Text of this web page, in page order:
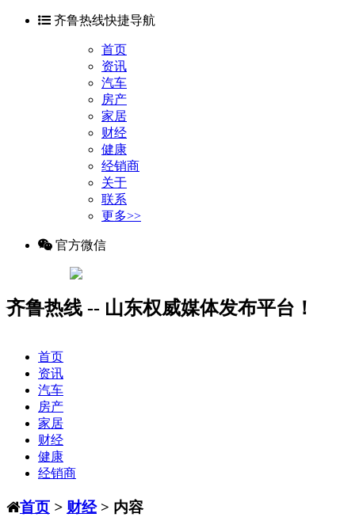
齐鲁热线快捷导航
首页
资讯
汽车
房产
家居
财经
健康
经销商
关于
联系
更多>>
官方微信
齐鲁热线 -- 山东权威媒体发布平台！
首页
资讯
汽车
房产
家居
财经
健康
经销商
首页 > 财经> 内容